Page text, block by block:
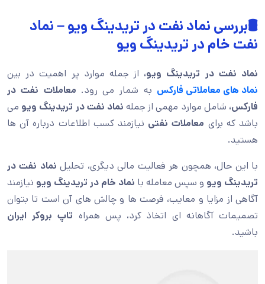
🛢️بررسی نماد نفت در تریدینگ ویو – نماد
نفت خام در تریدینگ ویو
نماد نفت در تریدینگ ویو، از جمله موارد پر اهمیت در بین
نماد های معاملاتی فارکس به شمار می رود. معاملات نفت در
فارکس، شامل موارد مهمی از جمله نماد نفت در تریدینگ ویو می
باشد که برای معاملات نفتی نیازمند کسب اطلاعات درباره آن ها
هستید.
با این حال، همچون هر فعالیت مالی دیگری، تحلیلنماد نفت در
تریدینگ ویو و سپس معامله با نماد خام در تریدینگ ویو نیازمند
آگاهی از مزایا و معایب، فرصت ها و چالش های آن است تا بتوان
تصمیمات آگاهانه ای اتخاذ کرد، پس همراه تاپ بروکر ایران
باشید.